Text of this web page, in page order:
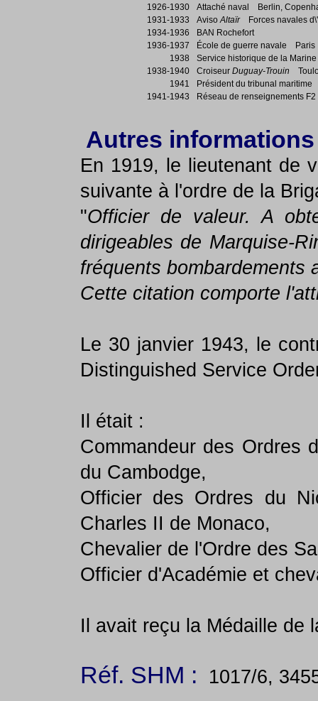
1926-1930
Attaché naval Berlin,
1931-1933
AvisoAltaïrForces navales
1934-1936
BAN Rochefort
1936-1937
École de guerre navale Paris
1938
Service historique de la
1938-1940
Croiseur Duguay-Trouin
1941
Président du tribunal
1941-1943
Réseau de renseignements
Autres informations
En 1919, le lieutenant de
suivante à l'ordre de la
"Officier de valeur. A
dirigeables de Marquise-
fréquents bombardements
Cette citation comporte
Le 30 janvier 1943, le
Distinguished Service
Il était :
Commandeur des Ordres
du Cambodge,
Officier des Ordres du
Charles II de Monaco,
Chevalier de l'Ordre des
Officier d'Académie et
Il avait reçu la Médaille de
Réf. SHM : 1017/6,